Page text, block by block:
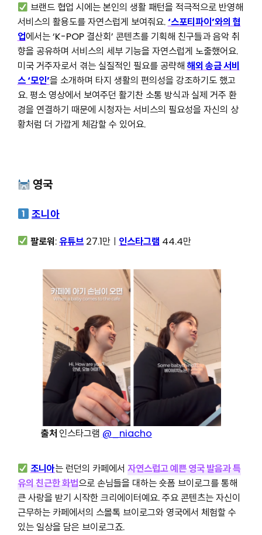
브랜드 협업 시에는 본인의 생활 패턴을 적극적으로 반영해
서비스의 활용도를 자연스럽게 보여줘요.‘스포티파이’와의 협
업에서는 ‘K-POP 결산회’ 콘텐츠를 기획해 친구들과 음악 취
향을 공유하며 서비스의 세부 기능을 자연스럽게 노출했어요.
미국 거주자로서 겪는 실질적인 필요를 공략해 해외 송금 서비
스 ‘모인’을 소개하며 타지 생활의 편의성을 강조하기도 했고
요. 평소 영상에서 보여주던 활기찬 소통 방식과 실제 거주 환
경을 연결하기 때문에 시청자는 서비스의 필요성을 자신의 상
황처럼 더 가깝게 체감할 수 있어요.
영국
조니아
팔로워:유튜브 27.1만ㅣ 인스타그램 44.4만
출처 인스타그램 @_niacho
조니아는 런던의 카페에서자연스럽고 예쁜 영국 발음과 특
유의 친근한 화법으로 손님들을 대하는 숏폼 브이로그를 통해
큰 사랑을 받기 시작한 크리에이터예요. 주요 콘텐츠는 자신이
근무하는 카페에서의 스몰톡 브이로그와 영국에서 체험할 수
있는 일상을 담은 브이로그죠.